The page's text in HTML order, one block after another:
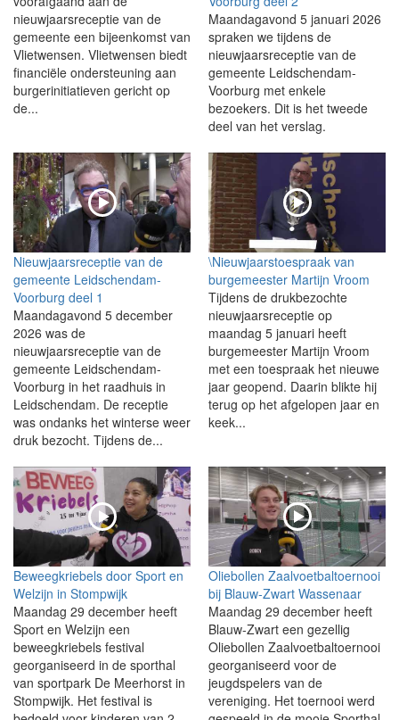
nieuwjaarsreceptie van de
gemeente een bijeenkomst van
Vlietwensen. Vlietwensen biedt
financiële ondersteuning aan
burgerinitiatieven gericht op
de...
Maandagavond 5 januari 2026
spraken we tijdens de
nieuwjaarsreceptie van de
gemeente Leidschendam-
Voorburg met enkele
bezoekers. Dit is het tweede
deel van het verslag.
Nieuwjaarsreceptie van de
gemeente Leidschendam-
Voorburg deel 1
Maandagavond 5 december
2026 was de
nieuwjaarsreceptie van de
gemeente Leidschendam-
Voorburg in het raadhuis in
Leidschendam. De receptie
was ondanks het winterse weer
druk bezocht. Tijdens de...
\Nieuwjaarstoespraak van
burgemeester Martijn Vroom
Tijdens de drukbezochte
nieuwjaarsreceptie op
maandag 5 januari heeft
burgemeester Martijn Vroom
met een toespraak het nieuwe
jaar geopend. Daarin blikte hij
terug op het afgelopen jaar en
keek...
Beweegkriebels door Sport en
Welzijn in Stompwijk
Maandag 29 december heeft
Sport en Welzijn een
beweegkriebels festival
georganiseerd in de sporthal
van sportpark De Meerhorst in
Stompwijk. Het festival is
Oliebollen Zaalvoetbaltoernooi
bij Blauw-Zwart Wassenaar
Maandag 29 december heeft
Blauw-Zwart een gezellig
Oliebollen Zaalvoetbaltoernooi
georganiseerd voor de
jeugdspelers van de
vereniging. Het toernooi werd